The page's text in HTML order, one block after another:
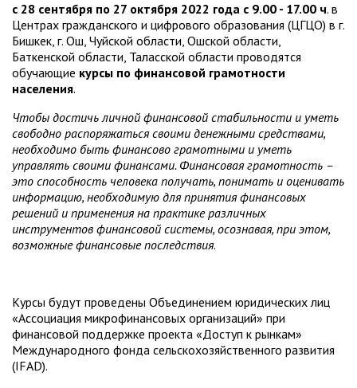
с 28 сентября по 27 октября 2022 года с 9.00 - 17.00 ч. в
Центрах гражданского и цифрового образования (ЦГЦО) в г.
Бишкек, г. Ош, Чуйской области, Ошской области,
Баткенской области, Таласской области проводятся
обучающие курсы по финансовой грамотности
населения.
Чтобы достичь личной финансовой стабильности и уметь
свободно распоряжаться своими денежными средствами,
необходимо быть финансово грамотными и уметь
управлять своими финансами. Финансовая грамотность –
это способность человека получать, понимать и оценивать
информацию, необходимую для принятия финансовых
решений и применения на практике различных
инструментов финансовой системы, осознавая, при этом,
возможные финансовые последствия.
Курсы будут проведены Объединением юридических лиц
«Ассоциация микрофинансовых организаций» при
финансовой поддержке проекта «Доступ к рынкам»
Международного фонда сельскохозяйственного развития
(IFAD).